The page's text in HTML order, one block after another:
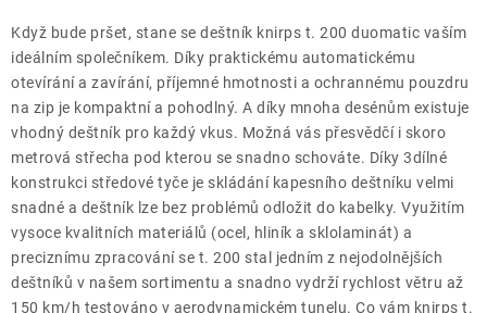
Když bude pršet, stane se deštník knirps t. 200 duomatic vaším
ideálním společníkem. Díky praktickému automatickému
otevírání a zavírání, příjemné hmotnosti a ochrannému pouzdru
na zip je kompaktní a pohodlný. A díky mnoha desénům existuje
vhodný deštník pro každý vkus. Možná vás přesvědčí i skoro
metrová střecha pod kterou se snadno schováte. Díky 3dílné
konstrukci středové tyče je skládání kapesního deštníku velmi
snadné a deštník lze bez problémů odložit do kabelky. Využitím
vysoce kvalitních materiálů (ocel, hliník a sklolaminát) a
preciznímu zpracování se t. 200 stal jedním z nejodolnějších
deštníků v našem sortimentu a snadno vydrží rychlost větru až
150 km/h testováno v aerodynamickém tunelu. Co vám knirps t.